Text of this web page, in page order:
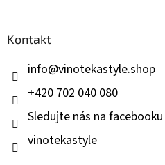
Kontakt
info@vinotekastyle.shop
+420 702 040 080
Sledujte nás na facebooku
vinotekastyle